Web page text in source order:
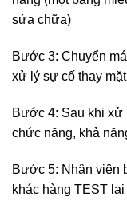
sửa chữa)
Bước 3: Chuyển
xử lý sự cố thay
Bước 4: Sau khi xử
chức năng, khả
Bước 5: Nhân viên
khác hàng TEST